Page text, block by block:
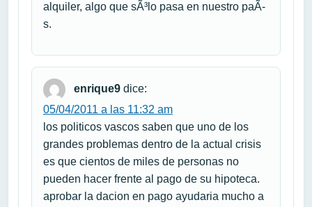
alquiler, algo que sÃ³lo pasa en nuestro paÃ­
s.
enrique9 dice:
05/04/2011 a las 11:32 am
los politicos vascos saben que uno de los
grandes problemas dentro de la actual crisis
es que cientos de miles de personas no
pueden hacer frente al pago de su hipoteca.
aprobar la dacion en pago ayudaria mucho a